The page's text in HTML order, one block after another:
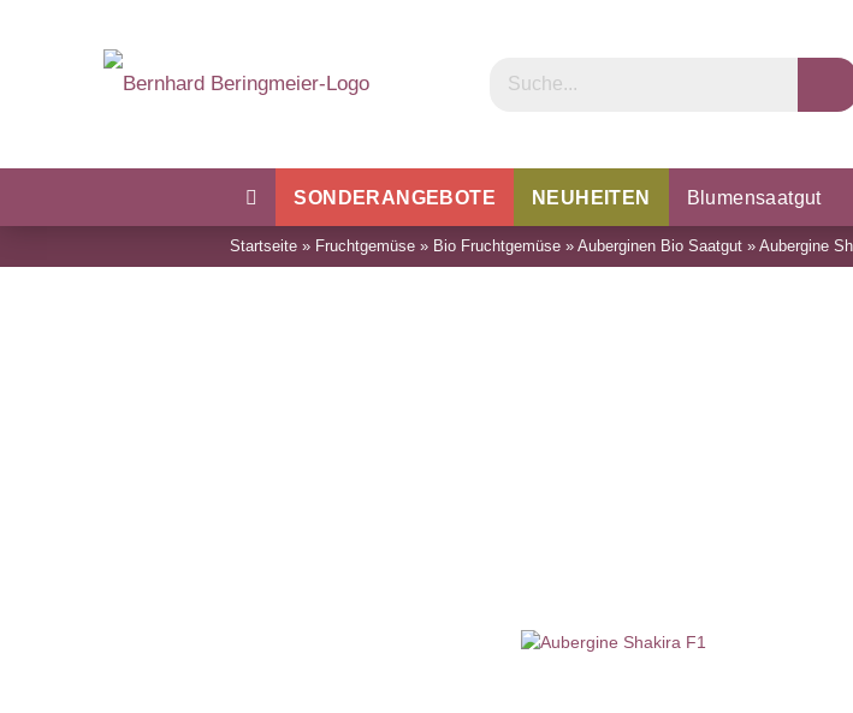
SONDERANGEBOTE NEUHEITEN Blumensaatgut
Kohl Bohnen & Erbsen Wurzel & Knollen Microgreens
Startseite » Fruchtgemüse » Bio Fruchtgemüse » Auberginen Bio Saatgut » Aubergine